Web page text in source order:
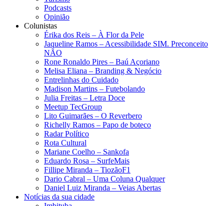
Podcasts
Opinião
Colunistas
Érika dos Reis​ – À Flor da Pele
Jaqueline Ramos – Acessibilidade SIM. Preconceito
NÃO
Rone Ronaldo Pires – Baú Açoriano
Melisa Eliana – Branding & Negócio
Entrelinhas do Cuidado
Madison Martins – Futebolando
Julia Freitas​ – Letra Doce
Meetup TecGroup
Lito Guimarães – O Reverbero
Richelly Ramos​ – Papo de boteco
Radar Político
Rota Cultural
Mariane Coelho – Sankofa
Eduardo Rosa​ – SurfeMais
Fillipe Miranda – TiozãoF1
Dario Cabral – Uma Coluna Qualquer
Daniel Luiz Miranda – Veias Abertas
Notícias da sua cidade